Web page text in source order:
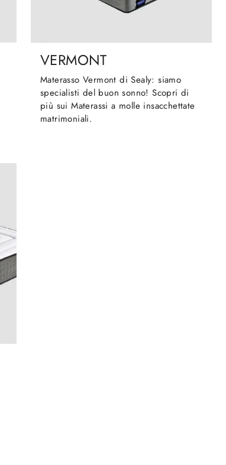
VERMONT
Materasso Vermont di Sealy: siamo
specialisti del buon sonno! Scopri di
più sui Materassi a molle insacchettate
matrimoniali.